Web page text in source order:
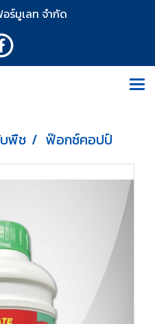
ร์มูเลท จำกัด
บพืช
ฟ๊อกซ์คอปป์